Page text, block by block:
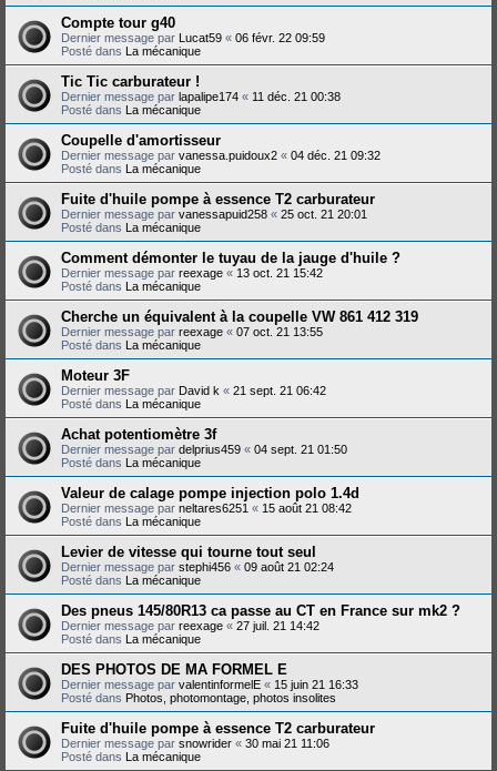
Compte tour g40
Dernier message par Lucat59 « 06 févr. 22 09:59
Posté dans La mécanique
Tic Tic carburateur !
Dernier message par lapalipe174 « 11 déc. 21 00:38
Posté dans La mécanique
Coupelle d'amortisseur
Dernier message par vanessa.puidoux2 « 04 déc. 21 09:32
Posté dans La mécanique
Fuite d'huile pompe à essence T2 carburateur
Dernier message par vanessapuid258 « 25 oct. 21 20:01
Posté dans La mécanique
Comment démonter le tuyau de la jauge d'huile ?
Dernier message par reexage « 13 oct. 21 15:42
Posté dans La mécanique
Cherche un équivalent à la coupelle VW 861 412 319
Dernier message par reexage « 07 oct. 21 13:55
Posté dans La mécanique
Moteur 3F
Dernier message par David k « 21 sept. 21 06:42
Posté dans La mécanique
Achat potentiomètre 3f
Dernier message par delprius459 « 04 sept. 21 01:50
Posté dans La mécanique
Valeur de calage pompe injection polo 1.4d
Dernier message par neltares6251 « 15 août 21 08:42
Posté dans La mécanique
Levier de vitesse qui tourne tout seul
Dernier message par stephi456 « 09 août 21 02:24
Posté dans La mécanique
Des pneus 145/80R13 ca passe au CT en France sur mk2 ?
Dernier message par reexage « 27 juil. 21 14:42
Posté dans La mécanique
DES PHOTOS DE MA FORMEL E
Dernier message par valentinformelE « 15 juin 21 16:33
Posté dans Photos, photomontage, photos insolites
Fuite d'huile pompe à essence T2 carburateur
Dernier message par snowrider « 30 mai 21 11:06
Posté dans La mécanique